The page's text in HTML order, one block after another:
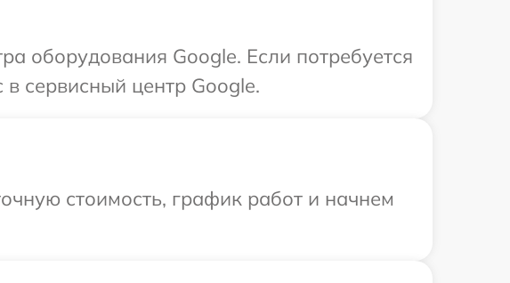
оборудования Google. Если потребуется
сервисный центр Google.
стоимость, график работ и начнем